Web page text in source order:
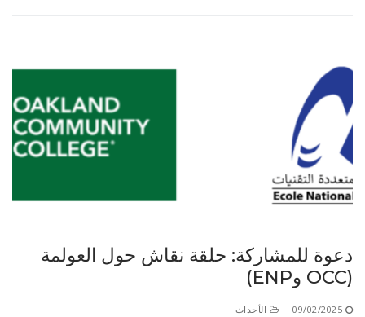
دعوة للمشاركة: حلقة نقاش حول العولمة
(OCC وENP)
09/02/2025 الأحداث